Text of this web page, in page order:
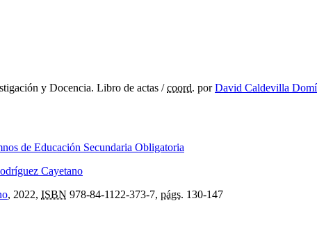
y Docencia. Libro de actas /coord. porDavid Caldevilla
de Educación Secundaria Obligatoria
Cayetano
, 2022, ISBN 978-84-1122-373-7, págs. 130-147